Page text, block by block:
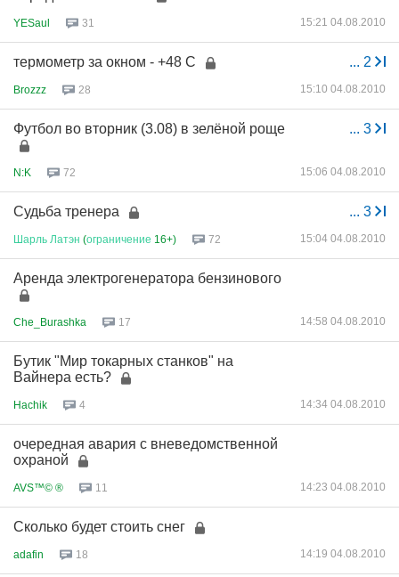
YESaul 31 15:21 04.08.2010
... 2
термометр за окном - +48 С
Brozzz 28 15:10 04.08.2010
... 3
Футбол во вторник (3.08) в зелёной роще
N:K 72 15:06 04.08.2010
... 3
Судьба тренера
Шарль Латэн (ограничение 16+) 72 15:04 04.08.2010
Аренда электрогенератора бензинового
Che_Burashka 17 14:58 04.08.2010
Бутик "Мир токарных станков" на
Вайнера есть?
Hachik 4 14:34 04.08.2010
очередная авария с вневедомственной
охраной
AVS™© ® 11 14:23 04.08.2010
Сколько будет стоить снег
adafin 18 14:19 04.08.2010